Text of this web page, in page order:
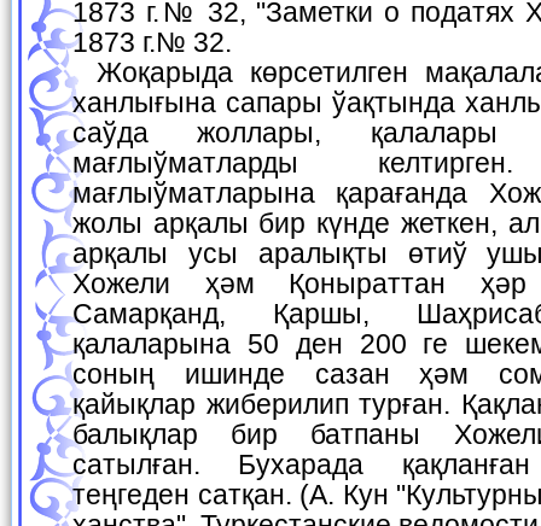
1873 г.№ 32, "Заметки о податях
1873 г.№ 32.
Жоқарыда көрсетилген мақалаларда А. Кун Хийўа
ханлығына сапары ўақтында
саўда жоллары,
мағлыўматларды
мағлыўматларына қарағанда
жолы арқалы бир күнде жеткен,
арқалы усы аралықты өтиў
Хожели ҳәм Қоныраттан
Самарқанд, Қаршы,
қалаларына 50 ден 200 ге
соның ишинде сазан ҳәм
қайықлар жиберилип турған.
балықлар бир батпаны
сатылған. Бухарада
теңгеден сатқан. (А. Кун